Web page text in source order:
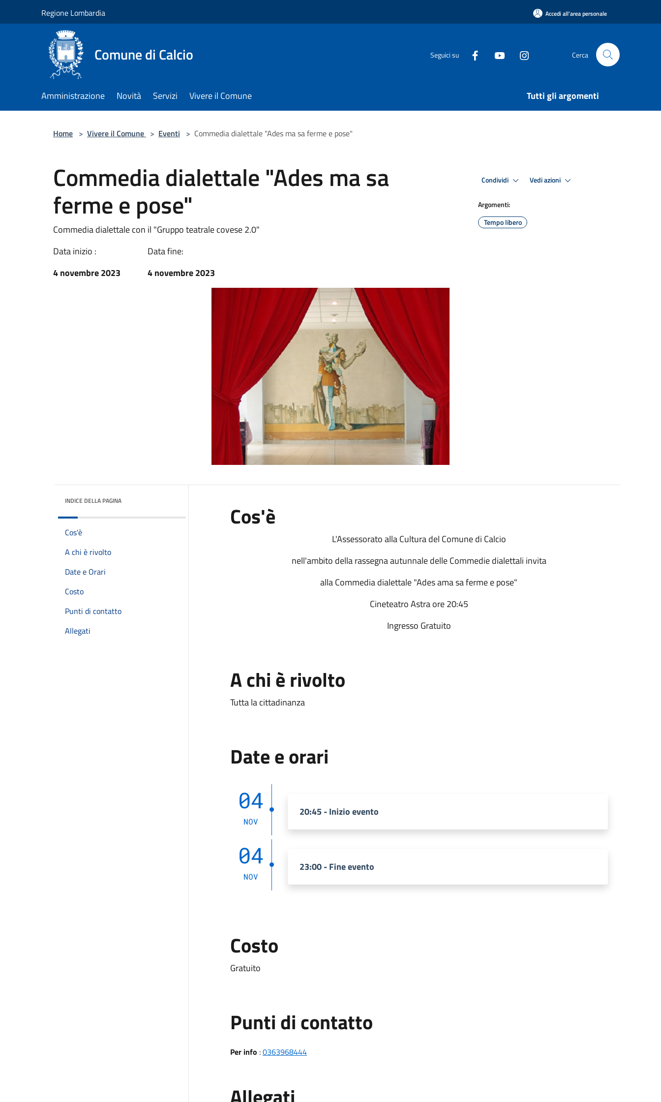
Regione Lombardia Accedi all'area personale
Comune di Calcio Seguici su Cerca
Amministrazione Novità Servizi Vivere il Comune Tutti gli argomenti
Home > Vivere il Comune > Eventi > Commedia dialettale "Ades ma sa ferme e pose"
Commedia dialettale "Ades ma sa
ferme e pose"
Commedia dialettale con il "Gruppo teatrale covese 2.0"
Data inizio :
4 novembre 2023
Data fine:
4 novembre 2023
Condividi Vedi azioni
Argomenti:
Tempo libero
INDICE DELLA PAGINA
Cos'è
A chi è rivolto
Date e Orari
Costo
Punti di contatto
Allegati
Cos'è
L'Assessorato alla Cultura del Comune di Calcio
nell'ambito della rassegna autunnale delle Commedie dialettali invita
alla Commedia dialettale "Ades ama sa ferme e pose"
Cineteatro Astra ore 20:45
Ingresso Gratuito
A chi è rivolto
Tutta la cittadinanza
Date e orari
04
NOV
20:45 - Inizio evento
04
NOV
23:00 - Fine evento
Costo
Gratuito
Punti di contatto
Per info :0363968444